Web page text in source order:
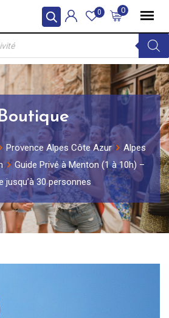
0
0
Provence Alpes Côte Azur
Alpes
Guide Privé à Menton (1 à 10h) –
jusqu’à 30 personnes